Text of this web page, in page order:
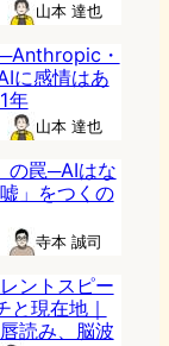
山本 達也
・
に感情はあ
年
山本 達也
の罠─AIはな
」をつくの
寺本 誠司
ントスピー
と現在地｜
読み、脳波